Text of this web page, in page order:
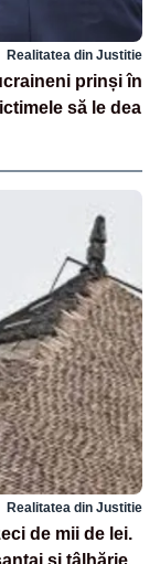
Realitatea din Justitie
prinși în
să le dea
Realitatea din Justitie
de mii de lei.